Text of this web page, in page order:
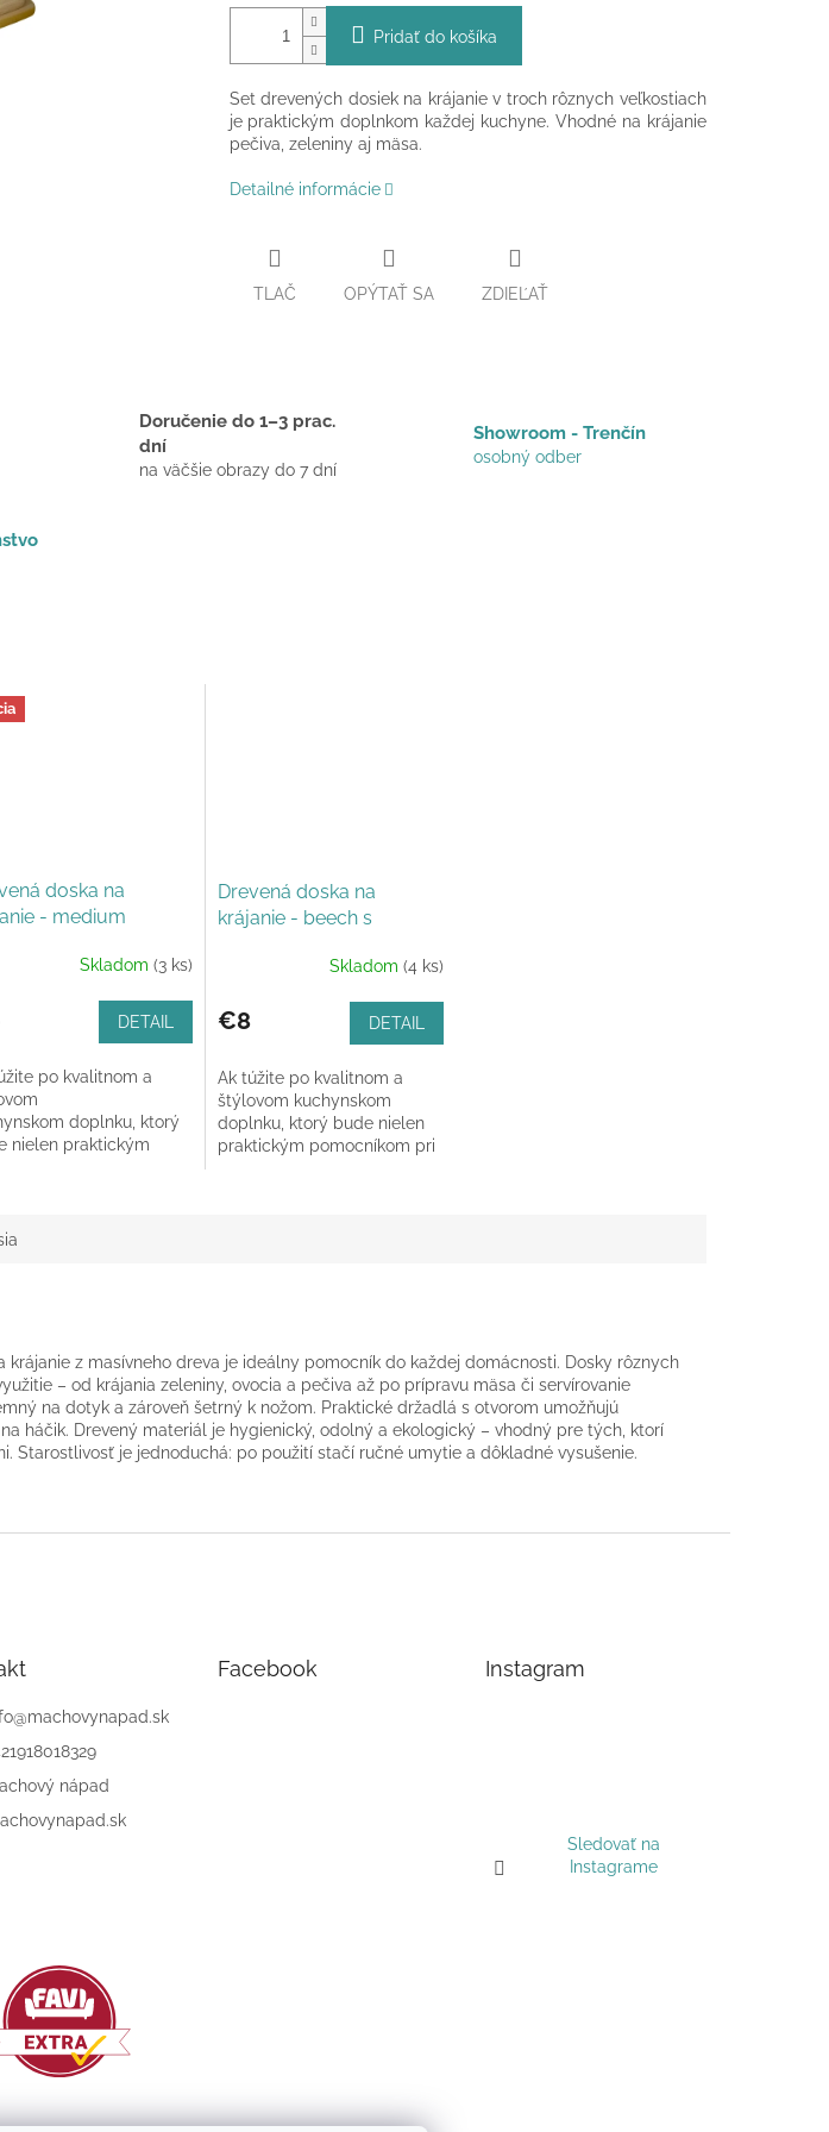
Pridať do košíka
Set drevených dosiek na krájanie v troch rôznych veľkostiach
je praktickým doplnkom každej kuchyne. Vhodné na krájanie
pečiva, zeleniny aj mäsa.
Detailné informácie
TLAČ OPÝTAŤ SA ZDIEĽAŤ
Doručenie do 1–3 prac.
dní
na väčšie obrazy do 7 dní
Showroom - Trenčín
osobný odber
doska na
- medium
Skladom (3 ks)
DETAIL
po kvalitnom a
doplnku, ktorý
nielen praktickým
Drevená doska na
krájanie - beech s
Skladom(4 ks)
€8 DETAIL
Ak túžite po kvalitnom a
štýlovom kuchynskom
doplnku, ktorý bude nielen
praktickým pomocníkom pri
krájanie z masívneho dreva je ideálny pomocník do každej domácnosti. Dosky rôznych
– od krájania zeleniny, ovocia a pečiva až po prípravu mäsa či servírovanie
na dotyk a zároveň šetrný k nožom. Praktické držadlá s otvorom umožňujú
háčik. Drevený materiál je hygienický, odolný a ekologický – vhodný pre tých, ktorí
Starostlivosť je jednoduchá: po použití stačí ručné umytie a dôkladné vysušenie.
@machovynapad.sk
nápad
Facebook Instagram
Sledovať na
Instagrame